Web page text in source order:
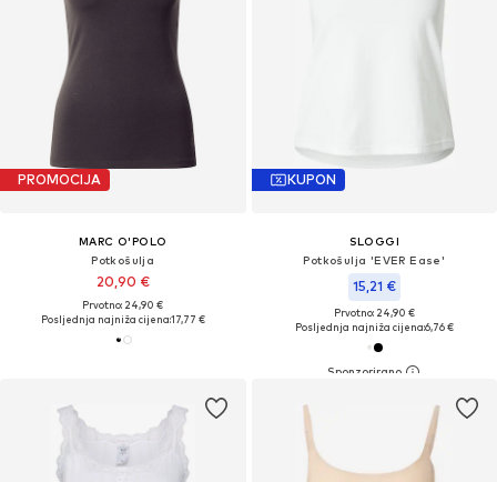
PROMOCIJA
MARC O'POLO
Potkošulja
20,90 €
Prvotno: 24,90 €
Posljednja najniža cijena:17,77 €
KUPON
SLOGGI
Potkošulja 'EVER Ease'
15,21 €
Prvotno: 24,90 €
Posljednja najniža cijena:6,76 €